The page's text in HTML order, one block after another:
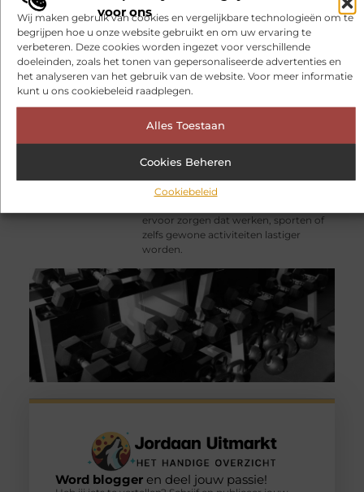
voor ons
Wij maken gebruik van cookies en vergelijkbare technologieën om te
begrijpen hoe u onze website gebruikt en om uw ervaring te
verbeteren. Deze cookies worden ingezet voor verschillende
doeleinden, zoals het tonen van gepersonaliseerde advertenties en
het analyseren van het gebruik van de website. Voor meer informatie
kunt u ons cookiebeleid raadplegen.
Alles Toestaan
Cookies Beheren
Cookiebeleid
Fysiotherapie Hilversum:
Wanneer bewegen niet
hebben op uw dagelijks leven. Pijn in
ervoor zorgen dat werken, sporten of
zelfs gewone activiteiten lastiger
worden.
Word bloggeren deel jouw passie!